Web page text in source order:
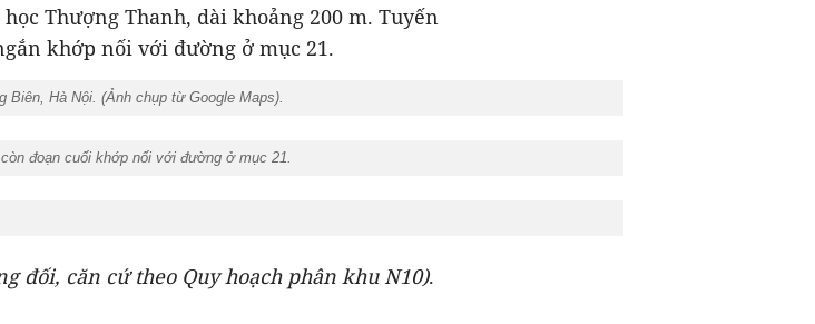
Thượng Thanh, dài khoảng 200 m. Tuyến
khớp nối với đường ở mục 21.
Biên, Hà Nội. (Ảnh chụp từ Google Maps).
đoạn cuối khớp nối với đường ở mục 21.
đối, căn cứ theo Quy hoạch phân khu N10).